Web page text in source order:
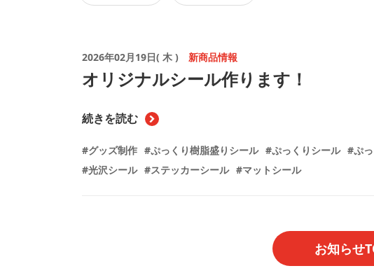
2026年02月19日( 木 ) 新商品情報
オリジナルシール作ります！
続きを読む
#グッズ制作 #ぷっくり樹脂盛りシール #ぷっくりシール #ぷ
#光沢シール #ステッカーシール #マットシール
お知らせ